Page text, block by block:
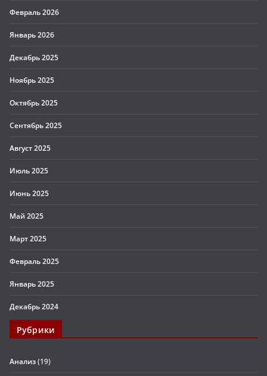
Февраль 2026
Январь 2026
Декабрь 2025
Ноябрь 2025
Октябрь 2025
Сентябрь 2025
Август 2025
Июль 2025
Июнь 2025
Май 2025
Март 2025
Февраль 2025
Январь 2025
Декабрь 2024
Рубрики
Анализ(19)